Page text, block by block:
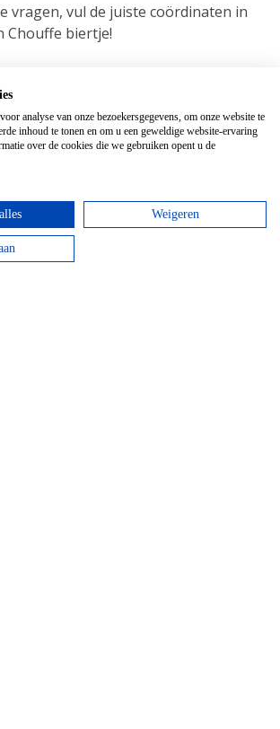
vragen, vul de juiste coördinaten in
Chouffe biertje!
analyse van onze bezoekersgegevens, om onze website te
inhoud te tonen en om u een geweldige website-ervaring
over de cookies die we gebruiken opent u de
Weigeren